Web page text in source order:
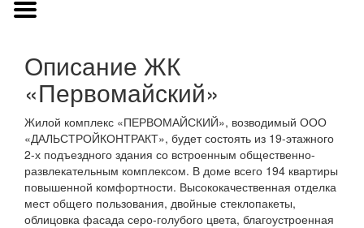
Описание ЖК
«Первомайский»
Жилой комплекс «ПЕРВОМАЙСКИЙ», возводимый ООО
«ДАЛЬСТРОЙКОНТРАКТ», будет состоять из 19-этажного
2-х подъездного здания со встроенным общественно-
развлекательным комплексом. В доме всего 194 квартиры
повышенной комфортности. Высококачественная отделка
мест общего пользования, двойные стеклопакеты,
облицовка фасада серо-голубого цвета, благоустроенная